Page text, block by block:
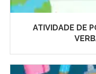
ATIVIDADE DE